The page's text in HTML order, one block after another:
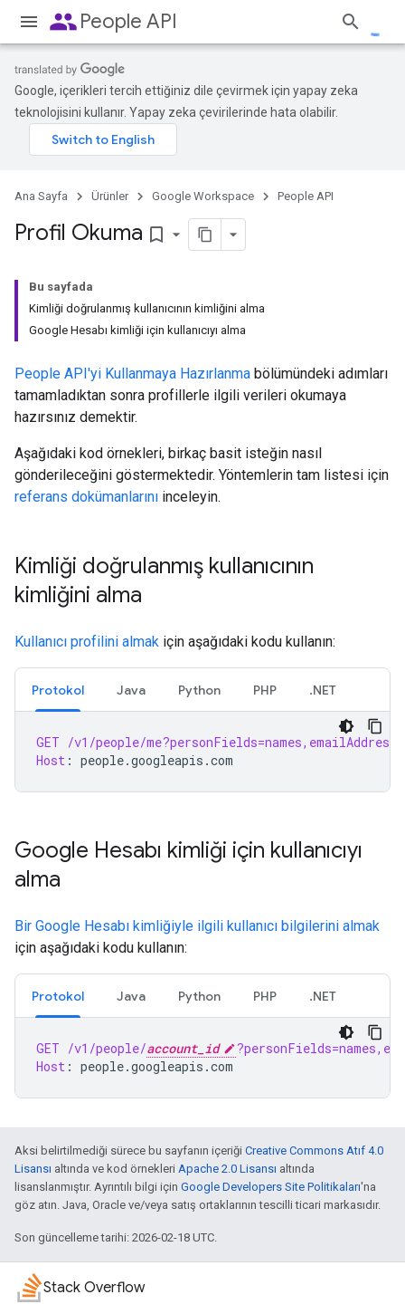
peoplePeople API
Google, içerikleri tercih ettiğiniz dile çevirmek için yapay zeka
teknolojisini kullanır. Yapay zeka çevirilerinde hata olabilir.
Ana Sayfa Ürünler Google Workspace People API
Profil Okuma bookmark_border
Bu sayfada
Kimliği doğrulanmış kullanıcının kimliğini alma
Google Hesabı kimliği için kullanıcıyı alma
People API'yi Kullanmaya Hazırlanma bölümündeki adımları
tamamladıktan sonra profillerle ilgili verileri okumaya
hazırsınız demektir.
Aşağıdaki kod örnekleri, birkaç basit isteğin nasıl
gönderileceğini göstermektedir. Yöntemlerin tam listesi için
referans dokümanlarını inceleyin.
Kimliği doğrulanmış kullanıcının
kimliğini alma
Kullanıcı profilini almak için aşağıdaki kodu kullanın:
Protokol Java Python PHP .NET
GET /v1/people/
Host : people.googleapis.com
Google Hesabı kimliği için kullanıcıyı
alma
Bir Google Hesabı kimliğiyle ilgili kullanıcı bilgilerini almak
için aşağıdaki kodu kullanın:
Protokol Java Python PHP .NET
GET /v1/people/account_id
Host : people.googleapis.com
Aksi belirtilmediği sürece bu sayfanın içeriği Creative Commons Atıf 4.0
Lisansı altında ve kod örnekleri Apache 2.0 Lisansı altında
lisanslanmıştır. Ayrıntılı bilgi için Google Developers Site Politikaları'na
göz atın. Java, Oracle ve/veya satış ortaklarının tescilli ticari markasıdır.
Son güncelleme tarihi: 2026-02-18 UTC.
Stack Overflow